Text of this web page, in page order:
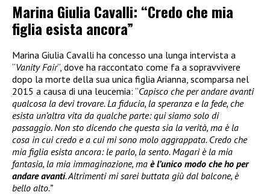
Marina Giulia Cavalli: “Credo che mia
figlia esista ancora”
Marina Giulia Cavalli ha concesso una lunga intervista a
“Vanity Fair“, dove ha raccontato come fa a sopravvivere
dopo la morte della sua unica figlia Arianna, scomparsa nel
2015 a causa di una leucemia: “Capisco che per andare avanti
qualcosa la devi trovare. La fiducia, la speranza e la fede, che
esista un’altra vita da qualche parte: qui siamo solo di
passaggio. Non sto dicendo che questa sia la verità, ma è la
cosa in cui credo e a cui mi sono molo aggrappata. Credo che
mia figlia esista ancora: le parlo, la sento. Magari è la mia
fantasia, la mia immaginazione, ma è l’unico modo che ho per
andare avanti. Altrimenti mi sarei buttata giù dal balcone, è
bello alto.”